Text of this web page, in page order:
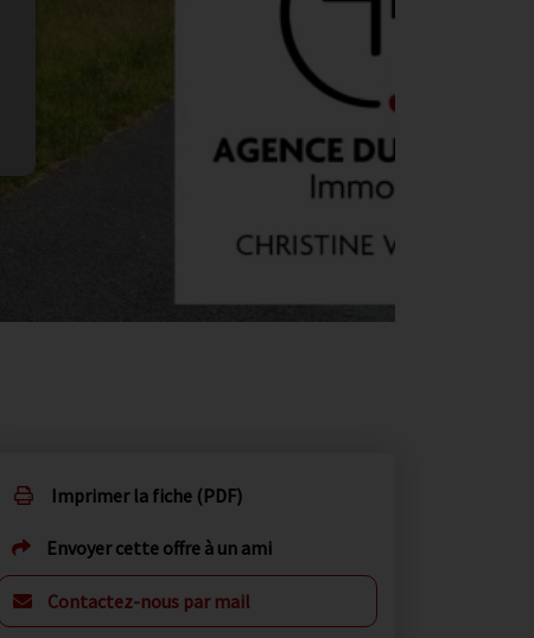
Imprimer la fiche (PDF)
Envoyer cette offre à un ami
Contactez-nous par mail